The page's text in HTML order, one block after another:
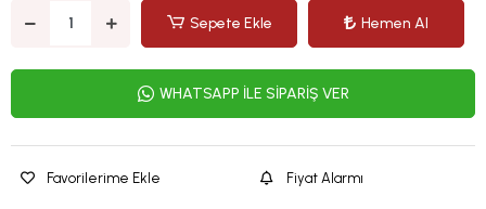
Sepete Ekle Hemen Al
WHATSAPP İLE SİPARİŞ VER
Favorilerime Ekle Fiyat Alarmı